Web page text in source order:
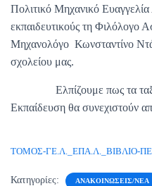
Πολιτικό Μηχανικό
εκπαιδευτικούς τη Φιλόλογο
Μηχανολόγο Κωνσταντίνο
σχολείου μας.
Ελπίζουμε πως τα
Εκπαίδευση θα συνεχιστούν
ΤΟΜΟΣ-ΓΕ.Λ._ΕΠΑ.Λ._ΒΙΒΛΙΟ-ΠΕ
Κατηγορίες: ΑΝΑΚΟΙΝΏΣΕΙΣ/ΝΈΑ